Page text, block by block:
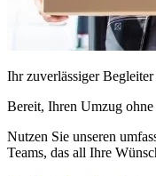
Ihr zuverlässiger
Bereit, Ihren Umzug ohne
Nutzen Sie unseren
Teams, das all Ihre